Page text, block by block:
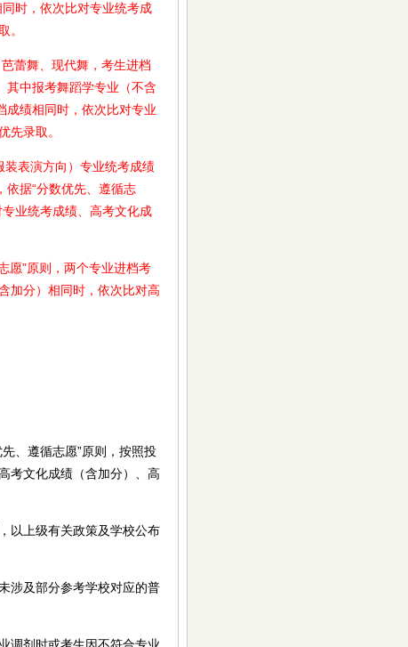
时，依次比对专业统考成
。
蕾舞、现代舞，考生进档
其中报考舞蹈学专业（不含
成绩相同时，依次比对专业
先录取。
表演方向）专业统考成绩
据“分数优先、遵循志
业统考成绩、高考文化成
”原则，两个专业进档考
加分）相同时，依次比对高
、遵循志愿”原则，按照投
考文化成绩（含加分）、高
上级有关政策及学校公布
及部分参考学校对应的普